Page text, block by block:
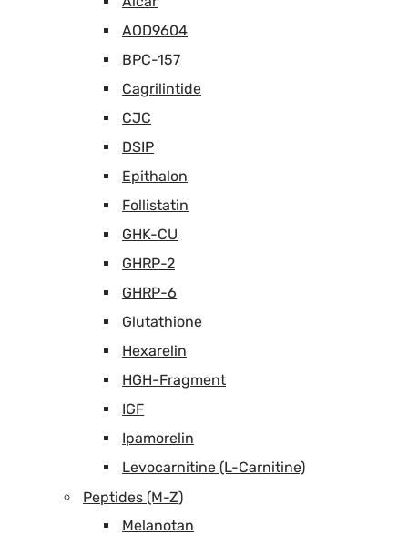
AOD9604
BPC-157
Cagrilintide
CJC
DSIP
Epithalon
Follistatin
GHK-CU
GHRP-2
GHRP-6
Glutathione
Hexarelin
HGH-Fragment
IGF
Ipamorelin
Levocarnitine (L-Carnitine)
Peptides (M-Z)
Melanotan